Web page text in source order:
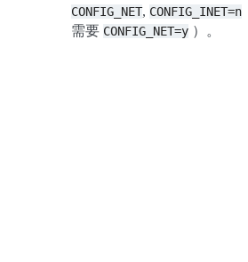
CONFIG_NET, CONFIG_INET=n
需要 CONFIG_NET=y ）。